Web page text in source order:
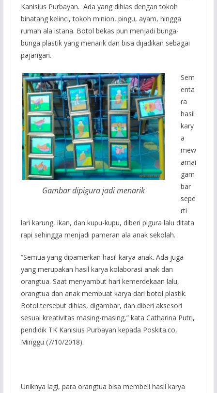
Kanisius Purbayan. Ada yang dihias dengan tokoh
binatang kelinci, tokoh minion, pingu, ayam, hingga
rumah ala istana. Botol bekas pun menjadi bunga-
bunga plastik yang menarik dan bisa dijadikan sebagai
pajangan.
Gambar dipigura jadi menarik
Sem
enta
ra
hasil
kary
a
mew
arnai
gam
bar
sepe
rti
lari karung, ikan, dan kupu-kupu, diberi pigura lalu ditata
rapi sehingga menjadi pameran ala anak sekolah.
“Semua yang dipamerkan hasil karya anak. Ada juga
yang merupakan hasil karya kolaborasi anak dan
orangtua. Saat menyambut hari kemerdekaan lalu,
orangtua dan anak membuat karya dari botol plastik.
Botol tersebut dihias, digambar, dan diberi aksesori
sesuai kreativitas masing-masing,” kata Catharina Putri,
pendidik TK Kanisius Purbayan kepada Poskita.co,
Minggu (7/10/2018).
Uniknya lagi, para orangtua bisa membeli hasil karya